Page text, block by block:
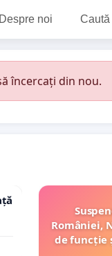
Despre noi Caută
încercați din nou.
României,
de funcție